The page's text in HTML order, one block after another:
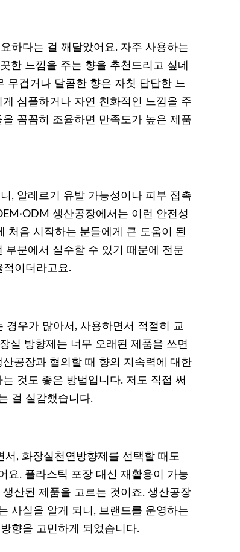
하다는 걸 깨달았어요. 자주 사용하는
한 느낌을 주는 향을 추천드리고 싶네
무겁거나 달콤한 향은 자칫 답답한 느
심플하거나 자연 친화적인 느낌을 주
꼼꼼히 조율하면 만족도가 높은 제품
, 알레르기 유발 가능성이나 피부 접촉
생산공장에서는 이런 안전성
처음 시작하는 분들에게 큰 도움이 된
부분에서 실수할 수 있기 때문에 전문
적이더라고요.
경우가 많아서, 사용하면서 적절히 교
실 방향제는 너무 오래된 제품을 쓰면
공장과 협의할 때 향의 지속력에 대한
것도 좋은 방법입니다. 저도 직접 써
걸 실감했습니다.
, 화장실천연방향제를 선택할 때도
요. 플라스틱 포장 대신 재활용이 가능
산된 제품을 고르는 것이죠. 생산공장
사실을 알게 되니, 브랜드를 운영하는
향을 고민하게 되었습니다.